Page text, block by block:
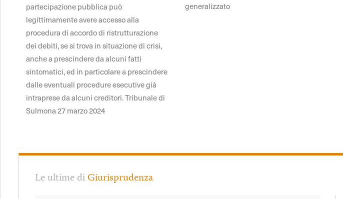
partecipazione pubblica può
legittimamente avere accesso alla
procedura di accordo di ristrutturazione
dei debiti, se si trova in situazione di crisi,
anche a prescindere da alcuni fatti
sintomatici, ed in particolare a prescindere
dalle eventuali procedure esecutive già
intraprese da alcuni creditori. Tribunale di
Sulmona 27 marzo 2024
generalizzato
Le ultime diGiurisprudenza